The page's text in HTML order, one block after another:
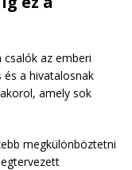
csalók az emberi
és a hivatalosnak
amely sok
megkülönböztetni